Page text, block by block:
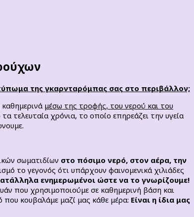
της γκαρνταρόμπας σας στο περιβάλλον;
μέσω της τροφής, του νερού και του
τελευταία χρόνια, το οποίο επηρεάζει την υγεία
σωματιδίων στο πόσιμο νερό, στον αέρα, την
το γεγονός ότι υπάρχουν φαινομενικά χιλιάδες
ενημερωμένοι ώστε να το γνωρίζουμε!
που χρησιμοποιούμε σε καθημερινή βάση και
κουβαλάμε μαζί μας κάθε μέρα: Είναι η ίδια μας